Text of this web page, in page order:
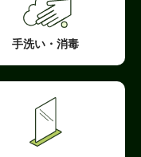
手洗い・消毒